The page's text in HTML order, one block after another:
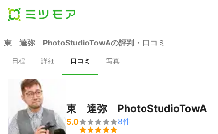
東 達弥 PhotoStudioTowAの評判・口コミ
日程 詳細 口コミ 写真
東 達弥 PhotoStudioTowA
5.0

8件